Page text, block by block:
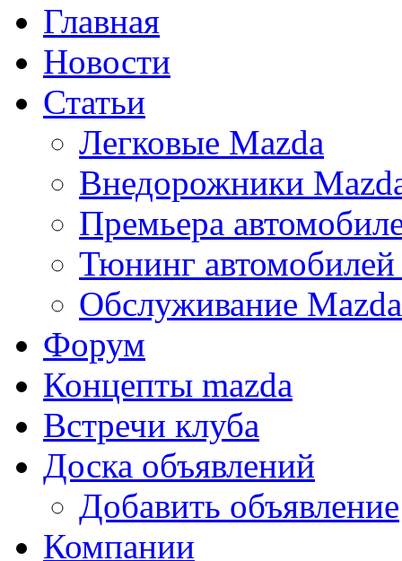
Главная
Новости
Статьи
Легковые Mazda
Внедорожники
Премьера
Тюнинг
Обслуживание Mazda
Форум
Концепты mazda
Встречи клуба
Доска объявлений
Добавить объявление
Компании